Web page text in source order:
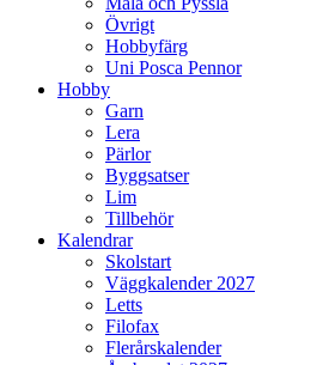
Övrigt
Hobbyfärg
Uni Posca Pennor
Hobby
Garn
Lera
Pärlor
Byggsatser
Lim
Tillbehör
Kalendrar
Skolstart
Väggkalender 2027
Letts
Filofax
Flerårskalender